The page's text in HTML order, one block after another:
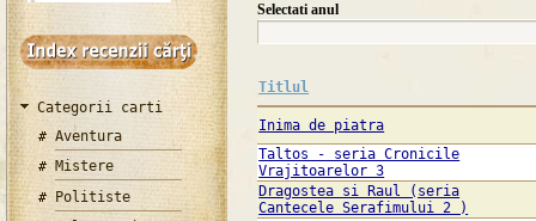
Categorii carti
Aventura
Mistere
Politiste
Selectati anul
Titlul
Inima de piatra
Taltos - seria Cronicile
Vrajitoarelor 3
Dragostea si Raul (seria
Cantecele Serafimului 2 )